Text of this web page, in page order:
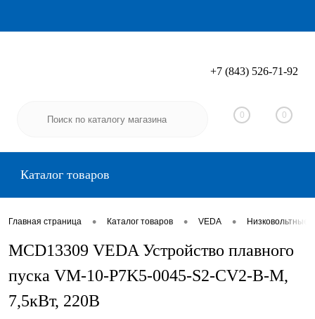
Вход Регистрация
+7 (843) 526-71-92
0 0
Каталог товаров
Главная страница • Каталог товаров • VEDA •
MCD13309 VEDA Устройство плавного
пуска VM-10-P7K5-0045-S2-CV2-B-M,
7,5кВт, 220В